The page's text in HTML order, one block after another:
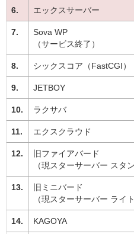
エックスサーバー
Sova WP
（サービス終了）
シックスコア（FastCGI）
JETBOY
ラクサバ
エクスクラウド
旧ファイアバード
（現スターサーバー スタ
旧ミニバード
（現スターサーバー ライト
KAGOYA